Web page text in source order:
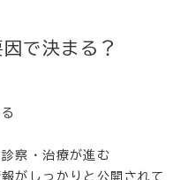
で決まる？
察・治療が進む
がしっかりと公開されて